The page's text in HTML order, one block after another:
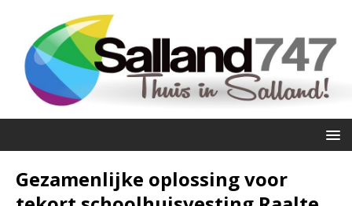
Gezamenlijke oplossing voor